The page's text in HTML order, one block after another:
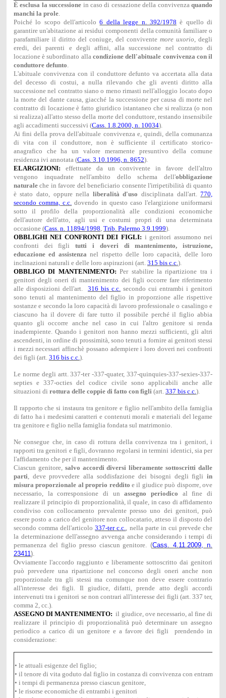
È esclusa la successione in caso di cessazione della convivenzaquando
manchi la prole.
Poiché lo scopo dell'articolo6 della legge n. 392/1978 è quello di
garantire un'abitazione ai residui componenti della comunità familiare o
parafamiliare il diritto del coniuge, del conviventemore uxorio , degli
eredi, dei parenti e degli affini, alla successione nel contratto di
locazione è subordinato alla condizione dell'abituale convivenza con il
conduttore defunto
L'abituale convivenza con il conduttore defunto va accertata alla data
del decesso di costui, a nulla rilevando che gli aventi diritto alla
successione nel contratto siano o meno rimasti nell'alloggio locato dopo
la morte del dante causa, giacché la successione per causa di morte nel
contratto di locazione è fatto giuridico istantaneo che si realizza (o non
si realizza) all'atto stesso della morte del conduttore, restando insensibile
agli accadimenti successivi (Cass. 1.8.2000, n. 10034).
Ai fini della prova dell'abituale convivenza e, quindi, della comunanza
di vita con il conduttore, non è sufficiente il certificato storico-
anagrafico che ha un valore meramente presuntivo della comune
residenza ivi annotata (Cass. 3.10.1996, n. 8652).
ELARGIZIONI:
effettuate da un convivente in favore dell'altro
vengono inquadrate nell'ambito dello schema dell'obbligazione
naturaleche in favore del beneficiario consente l'irripetibilità di quanto
è stato dato, oppure nella liberalità d'uso disciplinata dall'art.770,
secondo comma, c.c. dovendo in questo caso l'elargizione uniformarsi
sotto il profilo della proporzionalità alle condizioni economiche
dell'autore dell'atto, agli usi e costumi propri di una determinata
occasione (Cass. n. 11894/1998 Trib. Palermo 3.9.1999).
OBBLIGHI NEI CONFRONTI DEI FIGLI: i genitori assumono nei
confronti dei figlitutti i doveri di mantenimento, istruzione,
educazione ed assistenza nel rispetto delle loro capacità, delle loro
inclinazioni naturali e delle loro aspirazioni (art. 315 bis c.c. ).
OBBLIGO DI MANTENIMENTO: Per stabilire la ripartizione tra i
genitori degli oneri di mantenimento dei figli occorre fare riferimento
alle disposizioni dell'art. 316 bis c.c. secondo cui entrambi i genitori
sono tenuti al mantenimento del figlio in proporzione alle rispettive
sostanze e secondo la loro capacità di lavoro professionale o casalingo e
ciascuno ha il dovere di fare tutto il possibile perché il figlio abbia
quanto gli occorre anche nel caso in cui l'altro genitore si renda
inadempiente. Quando i genitori non hanno mezzi sufficienti, gli altri
ascendenti, in ordine di prossimità, sono tenuti a fornire ai genitori stessi
i mezzi necessari affinchè possano adempiere i loro doveri nei confronti
dei figli (art. 316 bis c.c. ).
Le norme degli artt. 337-ter -337-quater, 337-quinquies-337-sexies-337-
septies e 337-octies del codice civile sono applicabili anche alle
situazioni di rottura delle coppie di fatto con figli (art. 337 bis c.c. ).
Il rapporto che si instaura tra genitore e figlio nell'ambito della famiglia
di fatto ha i medesimi caratteri e contenuti morali e materiali del legame
tra genitore e figlio nella famiglia fondata sul matrimonio.
Ne consegue che, in caso di rottura della convivenza tra i genitori, i
rapporti tra genitori e figli, dovranno regolarsi in termini identici, sia per
l'affidamento che per il mantenimento.
Ciascun genitore, salvo accordi diversi liberamente sottoscritti dalle
parti , deve provvedere alla soddisfazione dei bisogni degli figliin
misura proporzionale al proprio reddito e il giudice può disporre, ove
necessario, la corresponsione di unassegno periodico al fine di
realizzare il principio di proporzionalità, il quale, in caso di affidamento
condiviso con collocamento prevalente presso uno dei genitori, può
essere posto a carico del genitore non collocatario, atteso il disposto del
secondo comma dell'articolo337-ter c.c.
, nella parte in cui prevede che
la determinazione dell'assegno avvenga anche considerando i tempi di
permanenza del figlio presso ciascun genitore.
(Cass. 4.11.2009, n.
23411).
Ovviamente l'accordo raggiunto e liberamente sottoscritto dai genitori
può prevedere una ripartizione nel concorso degli oneri anche non
proporzionale tra gli stessi ma comunque non deve essere contrario
all'interesse dei figli. Il giudice, difatti, prende atto degli accordi
intervenuti tra i genitori se non contrari all'interesse dei figli (art. 337 ter,
comma 2, cc.).
ASSEGNO DI MANTENIMENTO: il giudice, ove necessario, al fine di
realizzare il principio di proporzionalità può determinare un assegno
periodico a carico di un genitore e a favore dei figli prendendo in
considerazione:
• le attuali esigenze del figlio;
• il tenore di vita goduto dal figlio in costanza di convivenza con entrambi i
• i tempi di permanenza presso ciascun genitore,
• le risorse economiche di entrambi i genitori